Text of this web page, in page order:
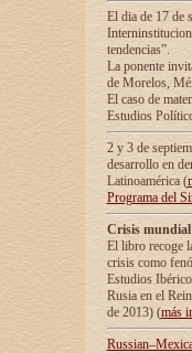
El dia de 17 de
tendencias”.
La ponente
de Morelos,
El caso de
Estudios
2 y 3 de
desarrollo en
Latinoamérica (
Programa del
Crisis
El libro recoge
crisis como
Estudios
Rusia en el
de 2013) (más